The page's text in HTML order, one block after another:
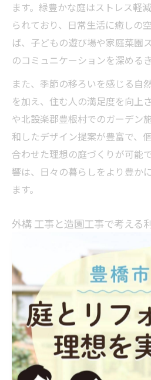
ます。緑豊かな庭はストレス軽
られており、日常生活に癒しの
ば、子どもの遊び場や家庭菜園
のコミュニケーションを深める
また、季節の移ろいを感じる自
を加え、住む人の満足度を向上
や北設楽郡豊根村でのガーデン
和したデザイン提案が豊富で、
合わせた理想の庭づくりが可能
響は、日々の暮らしをより豊か
ます。
外構 工事と造園工事で考える
外構工事と造園工事は、住まい
せるために密接に連携すべき工
車スペースや門扉、フェンスな
し、造園工事では植栽や庭園の
ば、滑りにくい素材を用いた動
同時に景観の調和も図ります。
愛知県豊橋市や北設楽郡豊根村
境に適した外構・造園の提案が